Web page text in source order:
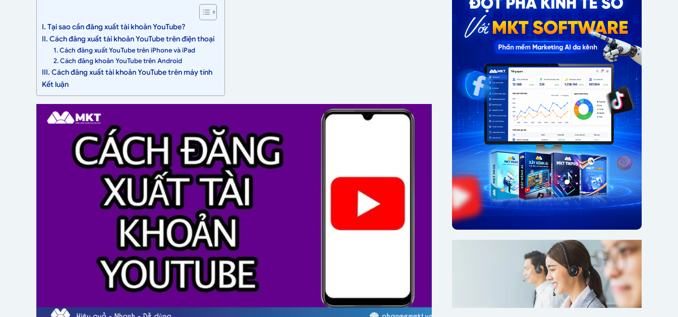
I. Tại sao cần đăng xuất tài khoản YouTube?
II. Cách đăng xuất tài khoản YouTube trên điện thoại
1. Cách đăng xuất YouTube trên iPhone và iPad
2. Cách đăng khoản YouTube trên Android
III. Cách đăng xuất tài khoản YouTube trên máy tính
Kết luận